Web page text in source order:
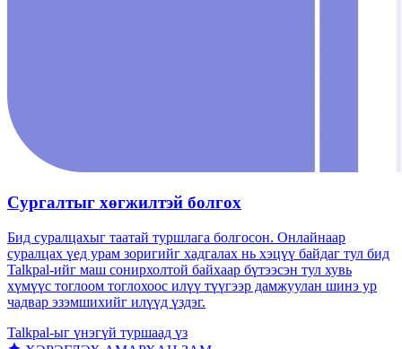
Сургалтыг хөгжилтэй болгох
Бид суралцахыг таатай туршлага болгосон. Онлайнаар
суралцах үед урам зоригийг хадгалах нь хэцүү байдаг тул бид
Talkpal-ийг маш сонирхолтой байхаар бүтээсэн тул хувь
хүмүүс тоглоом тоглохоос илүү түүгээр дамжуулан шинэ ур
чадвар эзэмшихийг илүүд үздэг.
Talkpal-ыг үнэгүй туршаад үз